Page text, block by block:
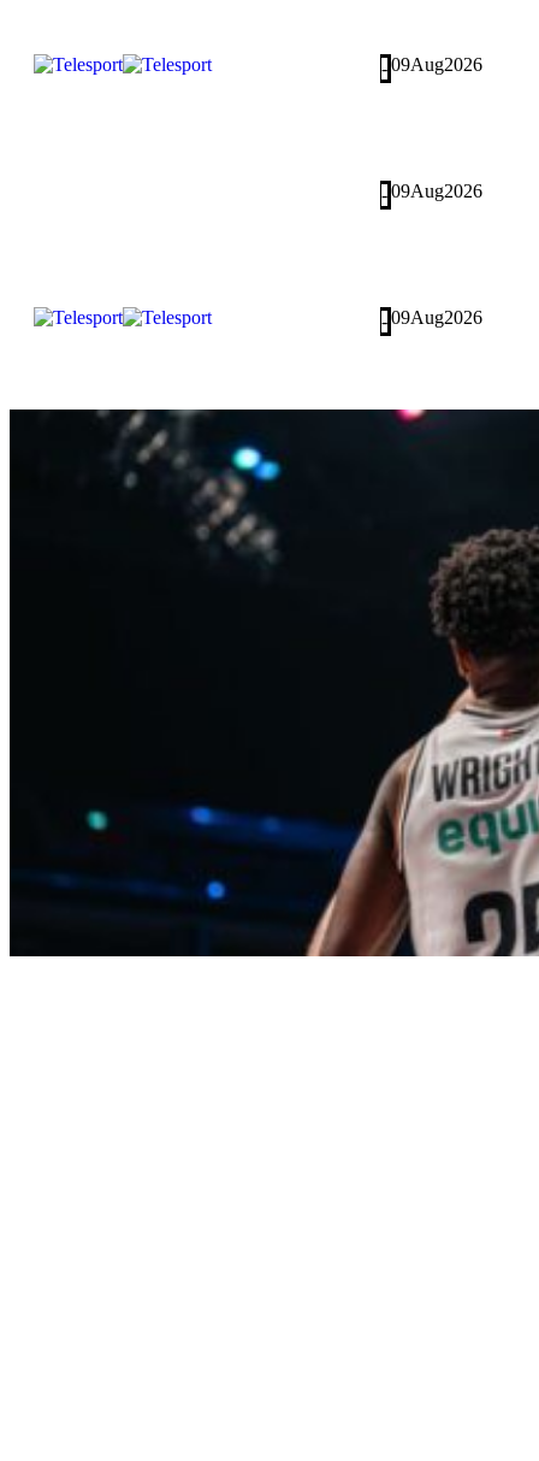
- 09Aug2026
- 09Aug2026
- 09Aug2026